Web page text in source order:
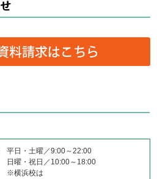
平日・土曜／9:00～22:00
日曜・祝日／10:00～18:00
※横浜校は